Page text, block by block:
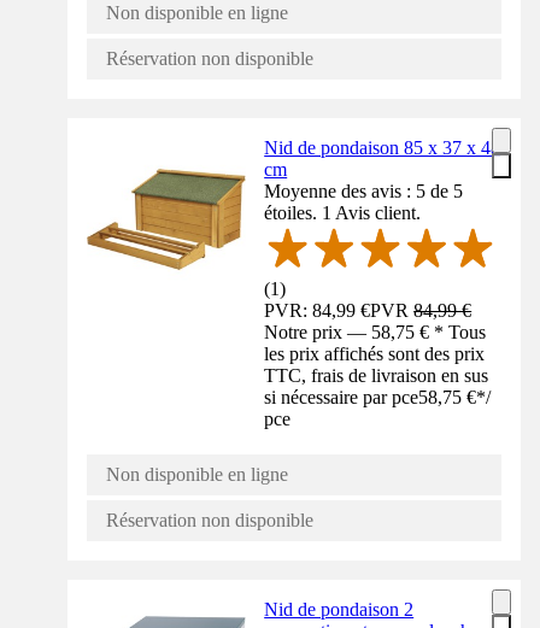
Non disponible en ligne
Réservation non disponible
Nid de pondaison 85 x 37 x 48
cm
Moyenne des avis : 5 de 5
étoiles. 1 Avis client.
(1)
PVR: 84,99 €PVR84,99 €
Notre prix — 58,75 € * Tous
les prix affichés sont des prix
TTC, frais de livraison en sus
si nécessaire par pce58,75 €*/
pce
Non disponible en ligne
Réservation non disponible
Nid de pondaison 2